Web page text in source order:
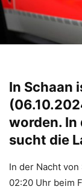
In Schaan
worden. In
sucht die
In der Nacht
02:20 Uhr beim